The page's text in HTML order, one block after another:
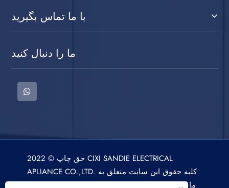
با ما تماس بگیرید
ما را دنبال کنید
حق چاپ © 2022 CIXI SANDIE ELECTRICAL
APLIANCE CO.,LTD. کلیه حقوق این سایت متعلق به
ماشین لباسشویی، خشک کن، فن خنک کننده هوا می